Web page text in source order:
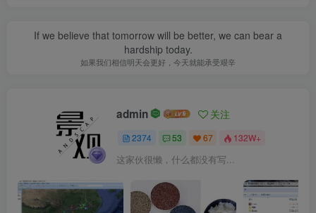
If we believe that tomorrow will be better, we can bear a
hardship today.
如果我们相信明天会更好，今天就能承受艰辛
admin 关注
2374 53 67 132W+
这家伙很懒，什么都没有写...